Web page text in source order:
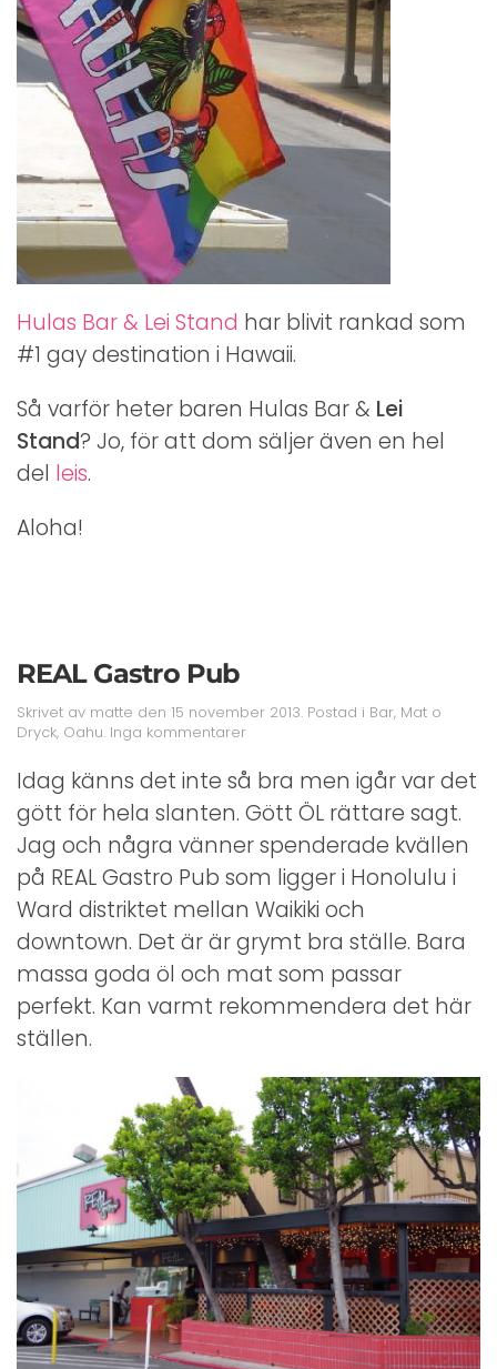
Hulas Bar & Lei Stand har blivit rankad som
#1 gay destination i Hawaii.
Så varför heter baren Hulas Bar & Lei
Stand? Jo, för att dom säljer även en hel
del leis.
Aloha!
REAL Gastro Pub
Skrivet av matte den 15 november 2013. Postad i Bar, Mat o
Dryck, Oahu. Inga kommentarertill
Gastro
Pub
Idag känns det inte så bra men igår var det
gött för hela slanten. Gött ÖL rättare sagt.
Jag och några vänner spenderade kvällen
på REAL Gastro Pub som ligger i Honolulu i
Ward distriktet mellan Waikiki och
downtown. Det är är grymt bra ställe. Bara
massa goda öl och mat som passar
perfekt. Kan varmt rekommendera det här
ställen.